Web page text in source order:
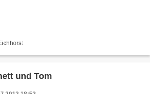
und Tom